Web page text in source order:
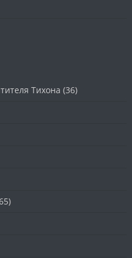
Тихона (36)